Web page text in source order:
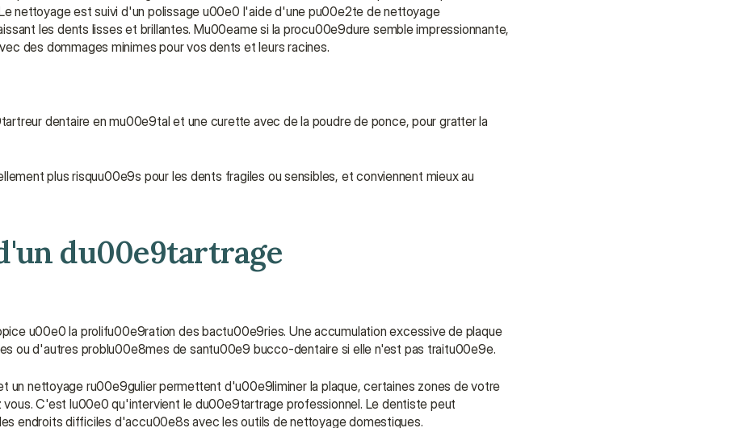
nettoyage est suivi d'un polissage u00e0 l'aide d'une pu00e2te de nettoyage
les dents lisses et brillantes. Mu00eame si la procu00e9dure semble impressionnante,
des dommages minimes pour vos dents et leurs racines.
dentaire en mu00e9tal et une curette avec de la poudre de ponce, pour gratter la
plus risquu00e9s pour les dents fragiles ou sensibles, et conviennent mieux au
du00e9tartrage
u00e0 la prolifu00e9ration des bactu00e9ries. Une accumulation excessive de plaque
ou d'autres problu00e8mes de santu00e9 bucco-dentaire si elle n'est pas traitu00e9e.
un nettoyage ru00e9gulier permettent d'u00e9liminer la plaque, certaines zones de votre
C'est lu00e0 qu'intervient le du00e9tartrage professionnel. Le dentiste peut
endroits difficiles d'accu00e8s avec les outils de nettoyage domestiques.